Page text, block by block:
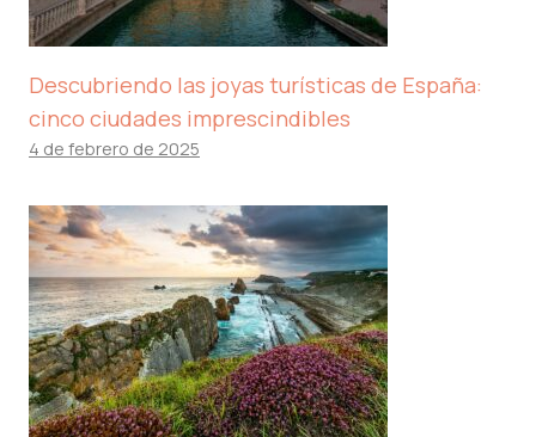
Descubriendo las joyas turísticas de España:
cinco ciudades imprescindibles
4 de febrero de 2025